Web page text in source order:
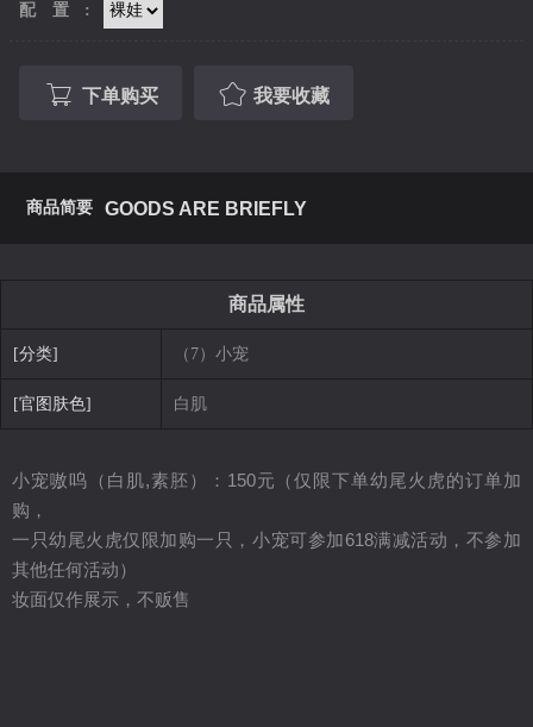
配置:
下单购买 我要收藏
商品简要 GOODS ARE BRIEFLY
商品属性
[分类] （7）小宠
[官图肤色] 白肌
小宠嗷呜（白肌,素胚）：150元（仅限下单幼尾火虎的订单加
购，
一只幼尾火虎仅限加购一只，小宠可参加618满减活动，不参加
其他任何活动）
妆面仅作展示，不贩售